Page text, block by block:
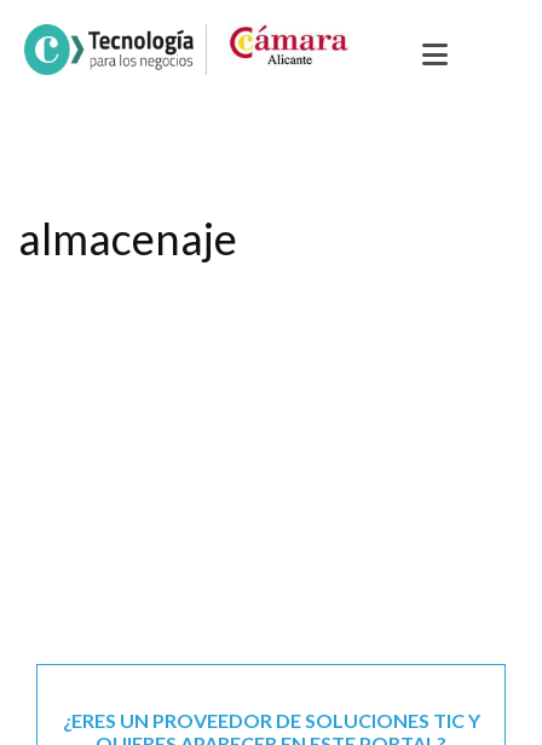
almacenaje
¿ERES UN PROVEEDOR DE SOLUCIONES TIC Y